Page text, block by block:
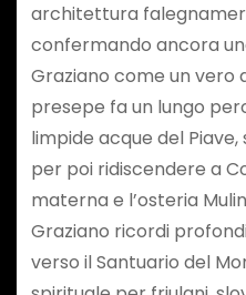
architettura
confermando ancora
Graziano come un vero
presepe fa un lungo
limpide acque del Piave,
per poi ridiscendere a
materna e l’osteria
Graziano ricordi
verso il Santuario del